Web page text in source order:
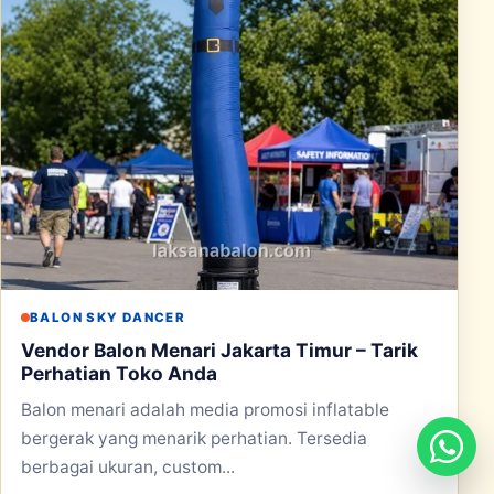
BALON SKY DANCER
Vendor Balon Menari Jakarta Timur – Tarik
Perhatian Toko Anda
Balon menari adalah media promosi inflatable
bergerak yang menarik perhatian. Tersedia
berbagai ukuran, custom...